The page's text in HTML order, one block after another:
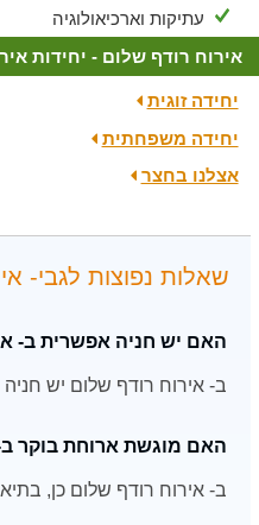
עתיקות וארכיאולוגיה
אירוח רודף שלום - יחידות
יחידה זוגית
יחידה משפחתית
אצלנו בחצר
שאלות נפוצות לגבי-
האם יש חניה אפשרית ב-
ב- אירוח רודף שלום יש חניה
האם מוגשת ארוחת בוקר
ב- אירוח רודף שלום כן,